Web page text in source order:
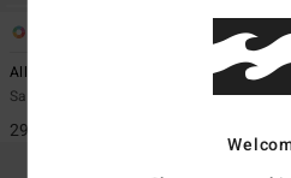
All Day Jacquard
Sandali Nero Uomo
29,95 €